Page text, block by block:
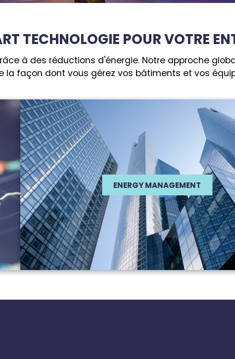
TECHNOLOGIE POUR VOTRE
à des réductions d'énergie. Notre approche
la façon dont vous gérez vos bâtiments et vos
ENERGY MANAGEMENT